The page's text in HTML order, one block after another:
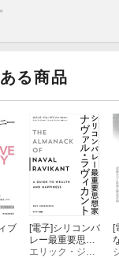
を併せ持つマスタ
本主義』著者）
が読むべき本ーー
著者）
る商品
ブ
[電子]シリコンバ
レー最重要思想
家ナヴァル・ラ
[